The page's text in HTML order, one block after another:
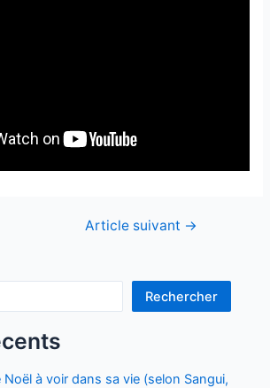
Article suivant →
Rechercher
Noël à voir dans sa vie (selon Sangui,